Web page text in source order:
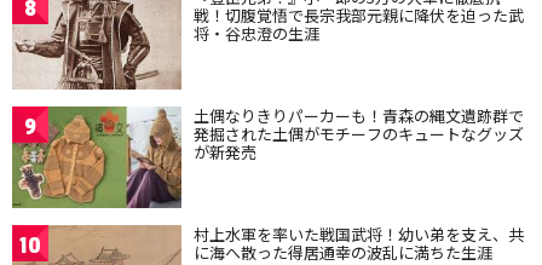
8 戦！切腹覚悟で長宗我部元親に降伏を迫った武
将・谷忠澄の生涯
9 土偶なりきりパーカーも！青森の縄文遺跡群で
発掘された土偶がモチーフのキュートなグッズ
が新発売
10 村上水軍を率いた戦国武将！幼い弟を支え、共
に海へ散った得居通幸の波乱に満ちた生涯